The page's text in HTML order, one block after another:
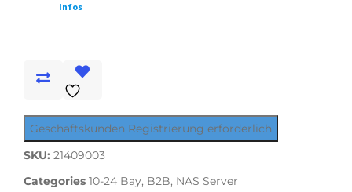
Infos
Geschäftskunden Registrierung erforderlich
SKU: 21409003
Categories 10-24 Bay, B2B, NAS Server